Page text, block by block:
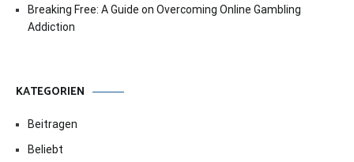
Breaking Free: A Guide on Overcoming Online Gambling
Addiction
KATEGORIEN
Beitragen
Beliebt